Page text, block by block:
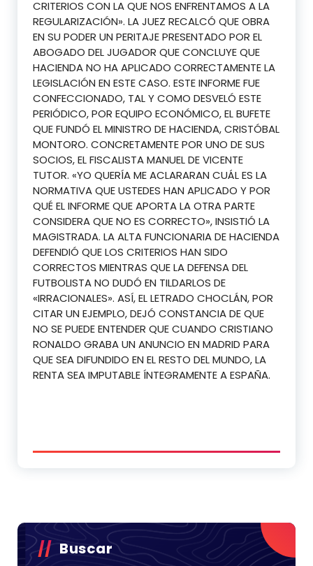
CRITERIOS CON LA QUE NOS ENFRENTAMOS A LA
REGULARIZACIÓN». LA JUEZ RECALCÓ QUE OBRA
EN SU PODER UN PERITAJE PRESENTADO POR EL
ABOGADO DEL JUGADOR QUE CONCLUYE QUE
HACIENDA NO HA APLICADO CORRECTAMENTE LA
LEGISLACIÓN EN ESTE CASO. ESTE INFORME FUE
CONFECCIONADO, TAL Y COMO DESVELÓ ESTE
PERIÓDICO, POR EQUIPO ECONÓMICO, EL BUFETE
QUE FUNDÓ EL MINISTRO DE HACIENDA, CRISTÓBAL
MONTORO. CONCRETAMENTE POR UNO DE SUS
SOCIOS, EL FISCALISTA MANUEL DE VICENTE
TUTOR. «YO QUERÍA ME ACLARARAN CUÁL ES LA
NORMATIVA QUE USTEDES HAN APLICADO Y POR
QUÉ EL INFORME QUE APORTA LA OTRA PARTE
CONSIDERA QUE NO ES CORRECTO», INSISTIÓ LA
MAGISTRADA. LA ALTA FUNCIONARIA DE HACIENDA
DEFENDIÓ QUE LOS CRITERIOS HAN SIDO
CORRECTOS MIENTRAS QUE LA DEFENSA DEL
FUTBOLISTA NO DUDÓ EN TILDARLOS DE
«IRRACIONALES». ASÍ, EL LETRADO CHOCLÁN, POR
CITAR UN EJEMPLO, DEJÓ CONSTANCIA DE QUE
NO SE PUEDE ENTENDER QUE CUANDO CRISTIANO
RONALDO GRABA UN ANUNCIO EN MADRID PARA
QUE SEA DIFUNDIDO EN EL RESTO DEL MUNDO, LA
RENTA SEA IMPUTABLE ÍNTEGRAMENTE A ESPAÑA.
Buscar